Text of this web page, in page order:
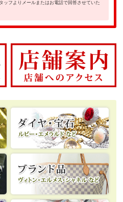
ッフよりメールまたはお電話で回答させていた